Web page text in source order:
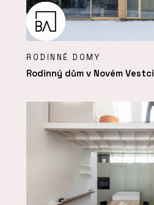
RODINNÉ DOMY
Rodinný dům v Novém Vestci